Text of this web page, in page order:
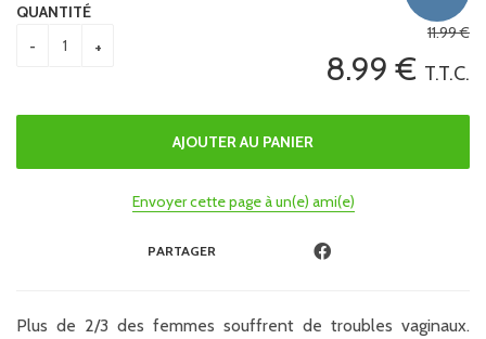
11.99€
8.99 € T.T.C.
QUANTITÉ
Envoyer cette page à un(e) ami(e)
PARTAGER
Plus de 2/3 des femmes souffrent de troubles vaginaux.